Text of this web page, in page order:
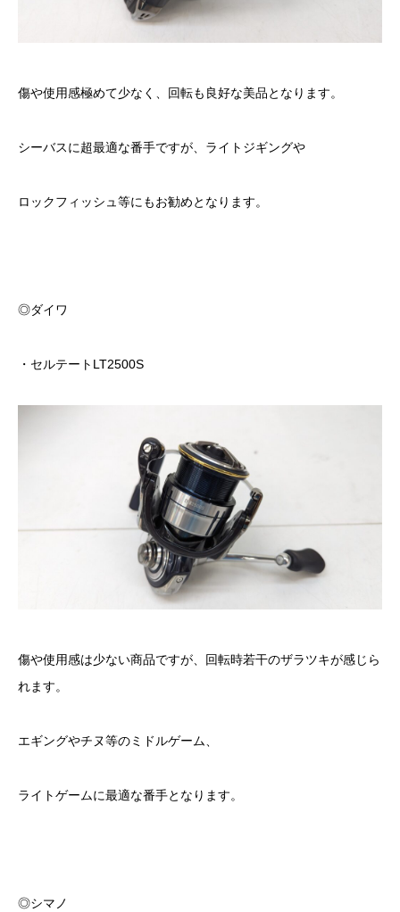
傷や使用感極めて少なく、回転も良好な美品となります。
シーバスに超最適な番手ですが、ライトジギングや
ロックフィッシュ等にもお勧めとなります。
◎ダイワ
・セルテートLT2500S
傷や使用感は少ない商品ですが、回転時若干のザラツキが感じら
れます。
エギングやチヌ等のミドルゲーム、
ライトゲームに最適な番手となります。
◎シマノ